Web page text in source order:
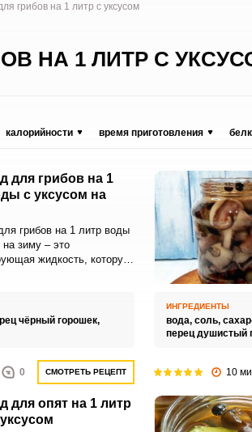
грибов на 1 литр с уксусом
НА 1 ЛИТР С
калорийности время приготовления
для грибов на 1
с уксусом на
грибов на 1 литр воды
зиму – это
жидкость, которую
из воды, уксуса,
лавровый лист и
чёрный горошек,
0 СМОТРЕТЬ РЕЦЕПТ
ИНГРЕДИЕНТЫ
вода, соль,
перец душистый
10
для опят на 1 литр